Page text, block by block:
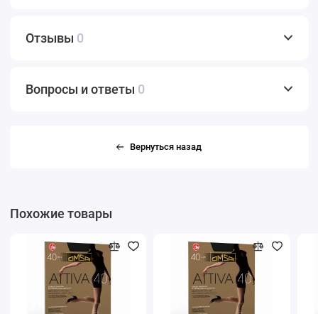
Отзывы 0
Вопросы и ответы 0
Вернуться назад
Похожие товары